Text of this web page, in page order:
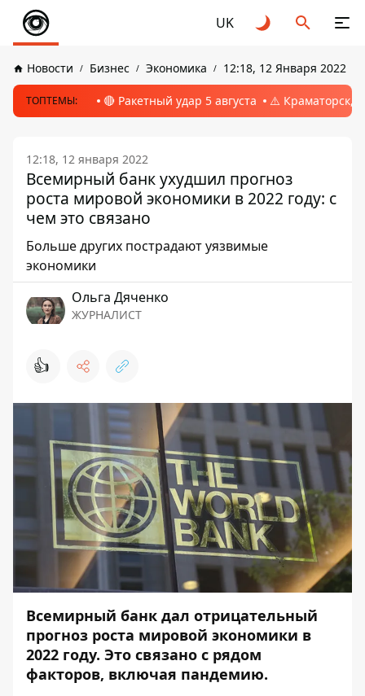
UK
Новости Бизнес Экономика 12:18, 12 Января 2022
ТОПТЕМЫ: 🔴 Ракетный удар 5 августа ⚠️ Краматорск,
12:18, 12 января 2022
Всемирный банк ухудшил прогноз
роста мировой экономики в 2022 году: с
чем это связано
Больше других пострадают уязвимые
экономики
Ольга Дяченко
ЖУРНАЛИСТ
👍
Всемирный банк дал отрицательный
прогноз роста мировой экономики в
2022 году. Это связано с рядом
факторов, включая пандемию.